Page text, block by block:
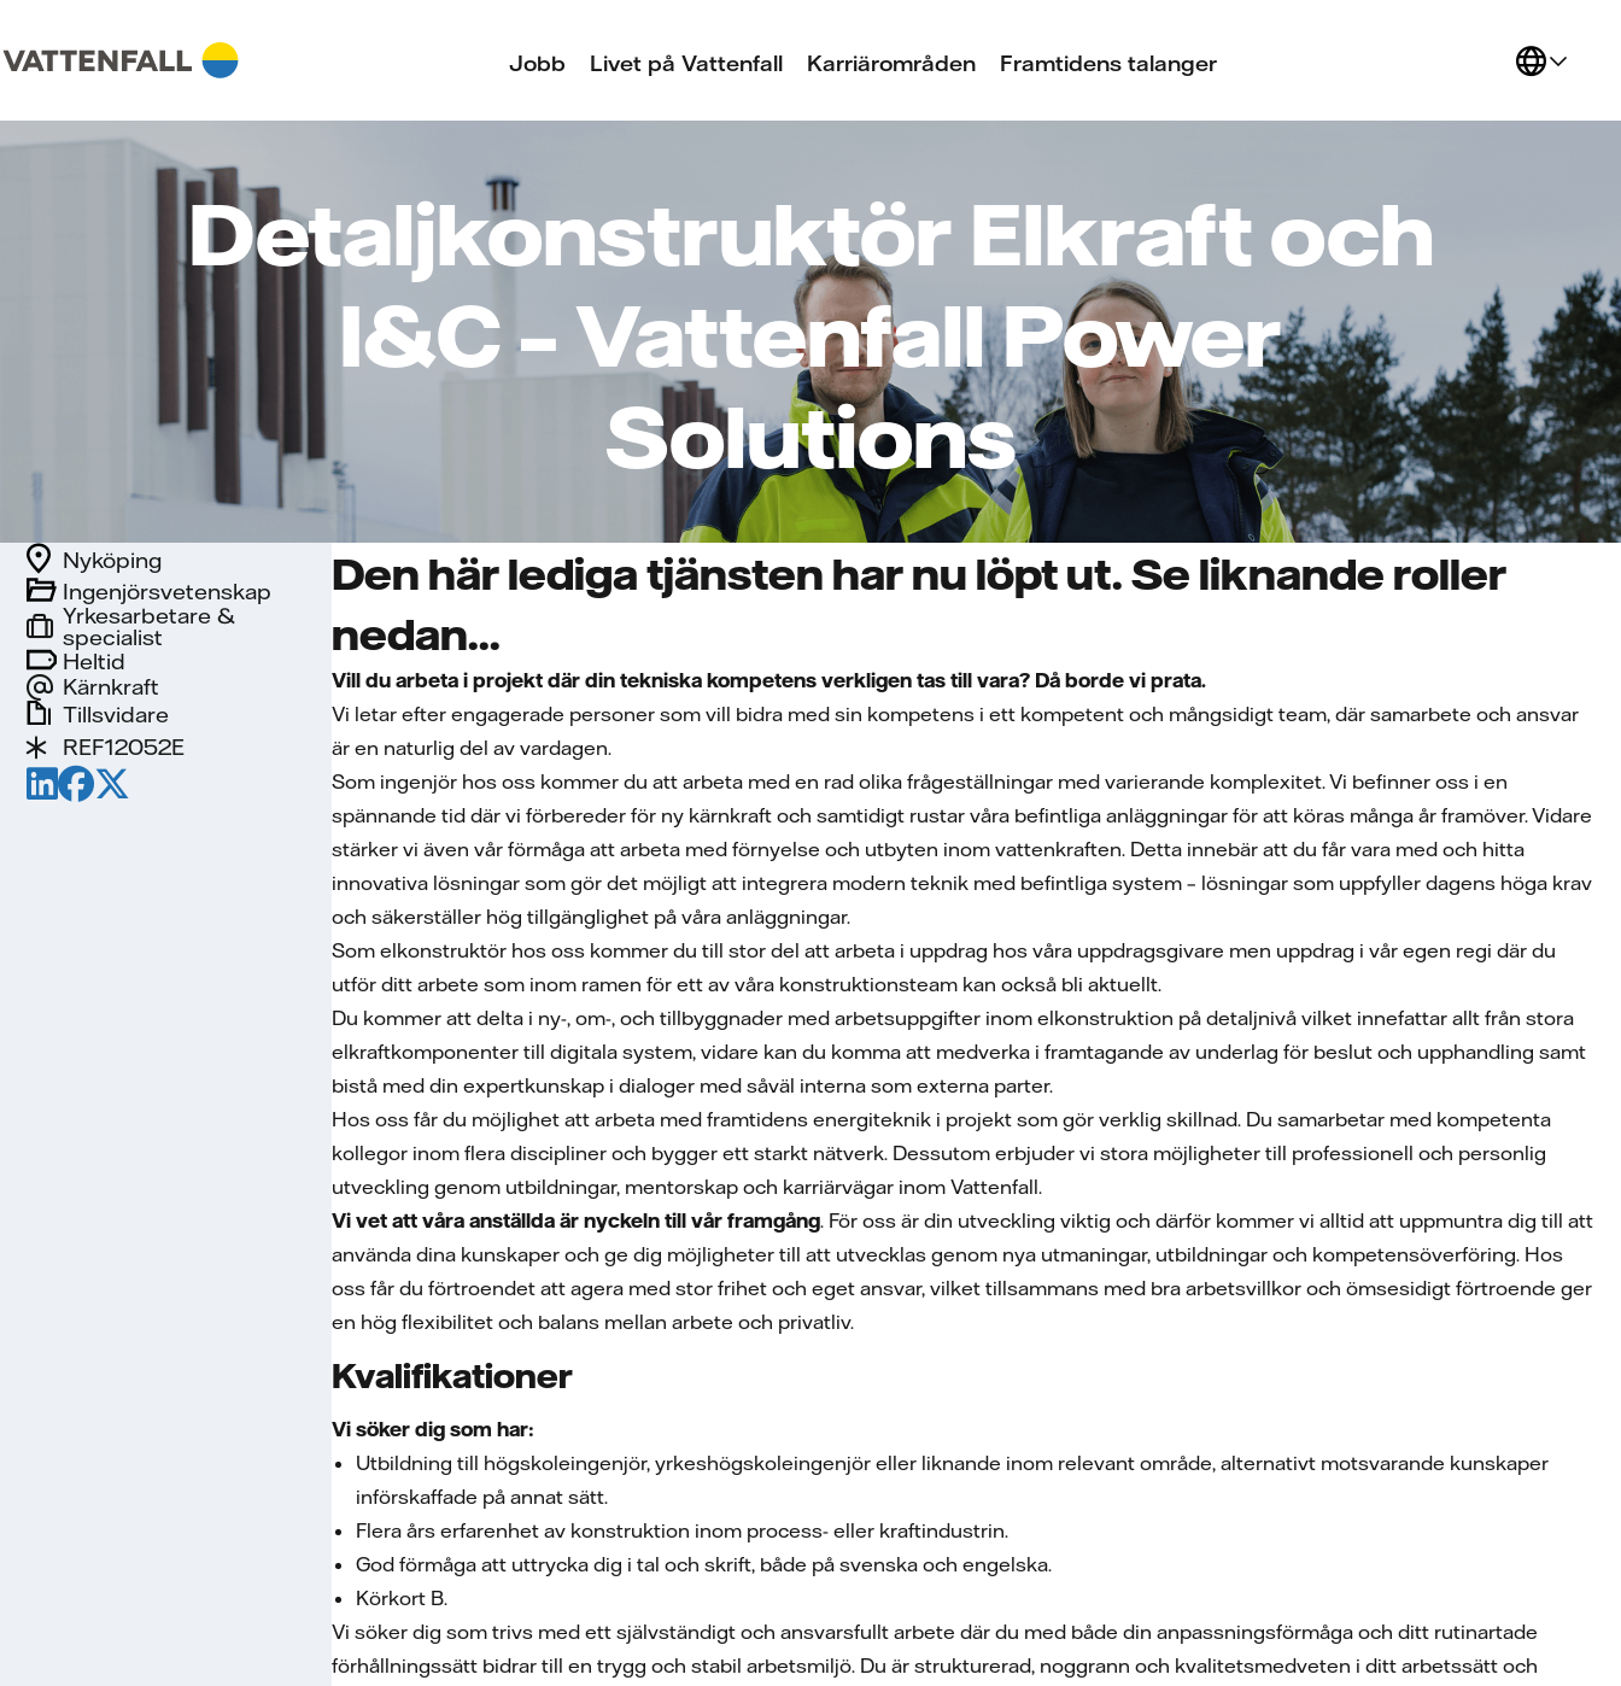
Jobb Livet på Vattenfall Karriärområden Framtidens talanger
Detaljkonstruktör Elkraft och
I&C – Vattenfall Power
Solutions
Heltid
Kärnkraft
Ingenjörsvetenskap
Nyköping
Yrkesarbetare &
specialist
Tillsvidare
REF12052E
Den här lediga tjänsten har nu löpt ut. Se liknande roller
nedan...
Vill du arbeta i projekt där din tekniska kompetens verkligen tas till vara? Då borde vi prata.
Vi letar efter engagerade personer som vill bidra med sin kompetens i ett kompetent och mångsidigt team, där samarbete och ansvar
är en naturlig del av vardagen.
Som ingenjör hos oss kommer du att arbeta med en rad olika frågeställningar med varierande komplexitet. Vi befinner oss i en
spännande tid där vi förbereder för ny kärnkraft och samtidigt rustar våra befintliga anläggningar för att köras många år framöver. Vidare
stärker vi även vår förmåga att arbeta med förnyelse och utbyten inom vattenkraften. Detta innebär att du får vara med och hitta
innovativa lösningar som gör det möjligt att integrera modern teknik med befintliga system – lösningar som uppfyller dagens höga krav
och säkerställer hög tillgänglighet på våra anläggningar.
Som elkonstruktör hos oss kommer du till stor del att arbeta i uppdrag hos våra uppdragsgivare men uppdrag i vår egen regi där du
utför ditt arbete som inom ramen för ett av våra konstruktionsteam kan också bli aktuellt.
Du kommer att delta i ny-, om-, och tillbyggnader med arbetsuppgifter inom elkonstruktion på detaljnivå vilket innefattar allt från stora
elkraftkomponenter till digitala system, vidare kan du komma att medverka i framtagande av underlag för beslut och upphandling samt
bistå med din expertkunskap i dialoger med såväl interna som externa parter.
Hos oss får du möjlighet att arbeta med framtidens energiteknik i projekt som gör verklig skillnad. Du samarbetar med kompetenta
kollegor inom flera discipliner och bygger ett starkt nätverk. Dessutom erbjuder vi stora möjligheter till professionell och personlig
utveckling genom utbildningar, mentorskap och karriärvägar inom Vattenfall.
Vi vet att våra anställda är nyckeln till vår framgång. För oss är din utveckling viktig och därför kommer vi alltid att uppmuntra dig till att
använda dina kunskaper och ge dig möjligheter till att utvecklas genom nya utmaningar, utbildningar och kompetensöverföring. Hos
oss får du förtroendet att agera med stor frihet och eget ansvar, vilket tillsammans med bra arbetsvillkor och ömsesidigt förtroende ger
en hög flexibilitet och balans mellan arbete och privatliv.
Kvalifikationer
Vi söker dig som har:
Utbildning till högskoleingenjör, yrkeshögskoleingenjör eller liknande inom relevant område, alternativt motsvarande kunskaper
införskaffade på annat sätt.
Flera års erfarenhet av konstruktion inom process- eller kraftindustrin.
God förmåga att uttrycka dig i tal och skrift, både på svenska och engelska.
Körkort B.
Vi söker dig som trivs med ett självständigt och ansvarsfullt arbete där du med både din anpassningsförmåga och ditt rutinartade
förhållningssätt bidrar till en trygg och stabil arbetsmiljö. Du är strukturerad, noggrann och kvalitetsmedveten i ditt arbetssätt och